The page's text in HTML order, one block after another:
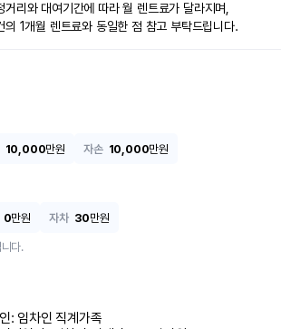
리와 대여기간에 따라 월 렌트료가 달라지며,
의 1개월 렌트료와 동일한 점 참고 부탁드립니다.
10,000만원 자손 10,000만원
0만원 자차 30만원
다.
: 임차인 직계가족